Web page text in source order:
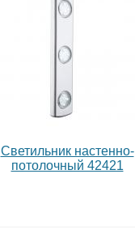
Светильник настенно-
потолочный 42421